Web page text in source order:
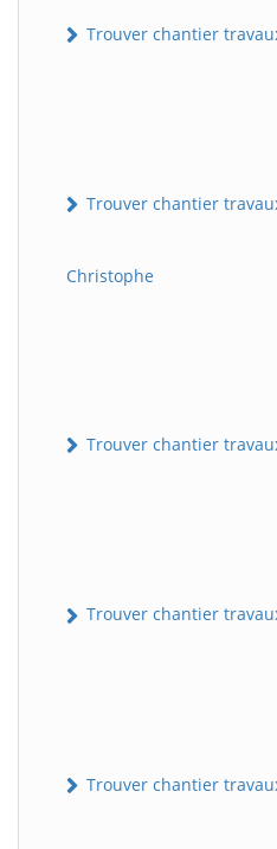
Trouver chantier
Trouver chantier
Christophe
Trouver chantier
Trouver chantier
Trouver chantier